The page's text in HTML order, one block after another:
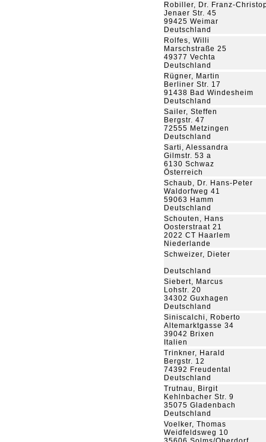
Robiller, Dr. Franz-
Jenaer Str. 45
99425 Weimar
Deutschland
Rolfes, Willi
Marschstraße 25
49377 Vechta
Deutschland
Rügner, Martin
Berliner Str. 17
91438 Bad Windesheim
Deutschland
Sailer, Steffen
Bergstr. 47
72555 Metzingen
Deutschland
Sarti, Alessandra
Gilmstr. 53 a
6130 Schwaz
Österreich
Schaub, Dr. Hans-Peter
Waldorfweg 41
59063 Hamm
Deutschland
Schouten, Hans
Oosterstraat 21
2022 CT Haarlem
Niederlande
Schweizer, Dieter
Deutschland
Siebert, Marcus
Lohstr. 20
34302 Guxhagen
Deutschland
Siniscalchi, Roberto
Altemarktgasse 34
39042 Brixen
Italien
Trinkner, Harald
Bergstr. 12
74392 Freudental
Deutschland
Trutnau, Birgit
Kehlnbacher Str. 9
35075 Gladenbach
Deutschland
Voelker, Thomas
Weidfeldsweg 10